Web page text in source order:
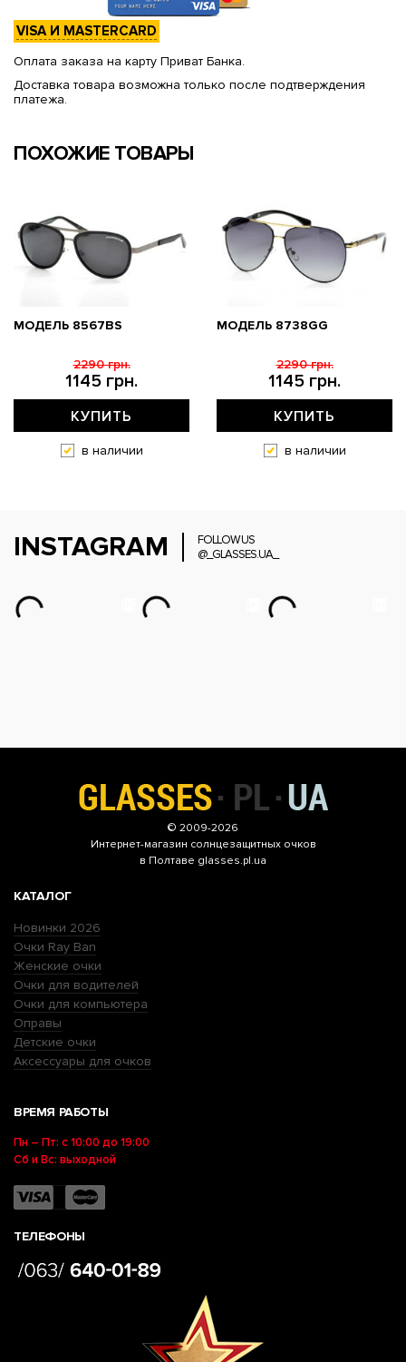
VISA И MASTERCARD
Оплата заказа на карту Приват Банка.
Доставка товара возможна только после подтверждения
платежа.
ПОХОЖИЕ ТОВАРЫ
МОДЕЛЬ 8567BS
1145 грн.
2290 грн.
КУПИТЬ
в наличии
МОДЕЛЬ 8738GG
1145 грн.
2290 грн.
КУПИТЬ
в наличии
INSTAGRAM
FOLLOW US
@_GLASSES.UA_
© 2009-2026
Интернет-магазин солнцезащитных очков
в Полтаве glasses.pl.ua
КАТАЛОГ
Новинки 2026
Очки Ray Ban
Женские очки
Очки для водителей
Очки для компьютера
Оправы
Детские очки
Аксессуары для очков
ВРЕМЯ РАБОТЫ
Пн – Пт: с 10:00 до 19:00
Сб и Вс: выходной
ТЕЛЕФОНЫ